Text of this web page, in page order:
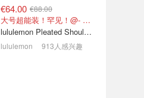
€64.00 €88.00
大号超能装！罕见！@- Scarlett
lululemon Pleated Shoulder Bag 10L 单肩包
lululemon 913人感兴趣